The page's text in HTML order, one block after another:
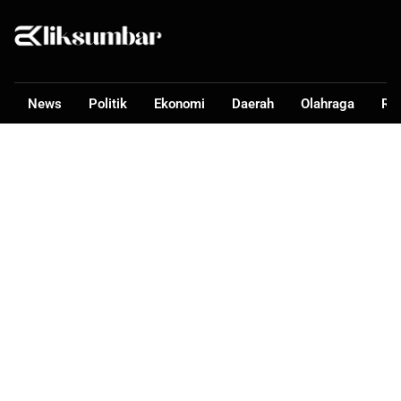
News Politik Ekonomi Daerah Olahraga